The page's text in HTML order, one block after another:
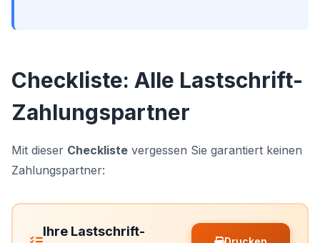
Checkliste: Alle Lastschrift-
Zahlungspartner
Mit dieser Checkliste vergessen Sie garantiert keinen
Zahlungspartner:
Ihre Lastschrift-